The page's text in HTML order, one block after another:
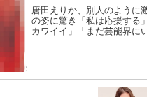
唐田えりか、別人のように
の姿に驚き「私は応援する
カワイイ」「まだ芸能界に